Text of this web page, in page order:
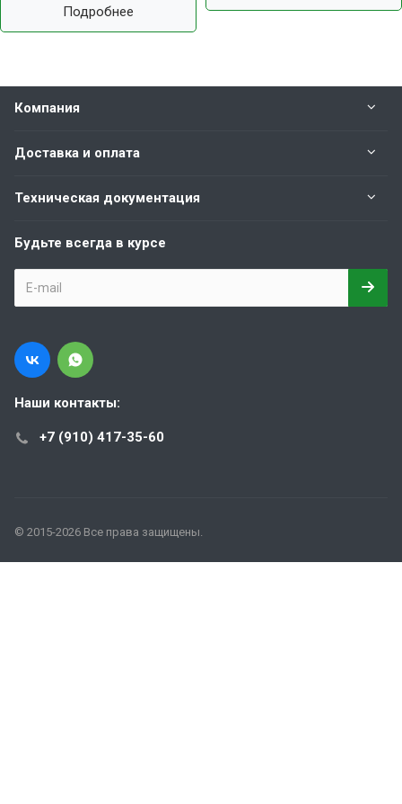
Подробнее
Компания
Доставка и оплата
Техническая документация
Будьте всегда в курсе
Наши контакты:
+7 (910) 417-35-60
© 2015-2026 Все права защищены.